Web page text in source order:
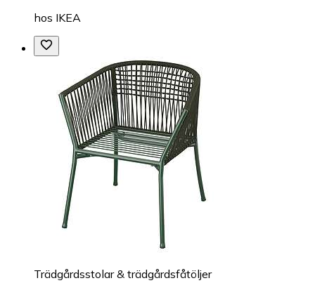
hos IKEA
Trädgårdsstolar & trädgårdsfåtöljer